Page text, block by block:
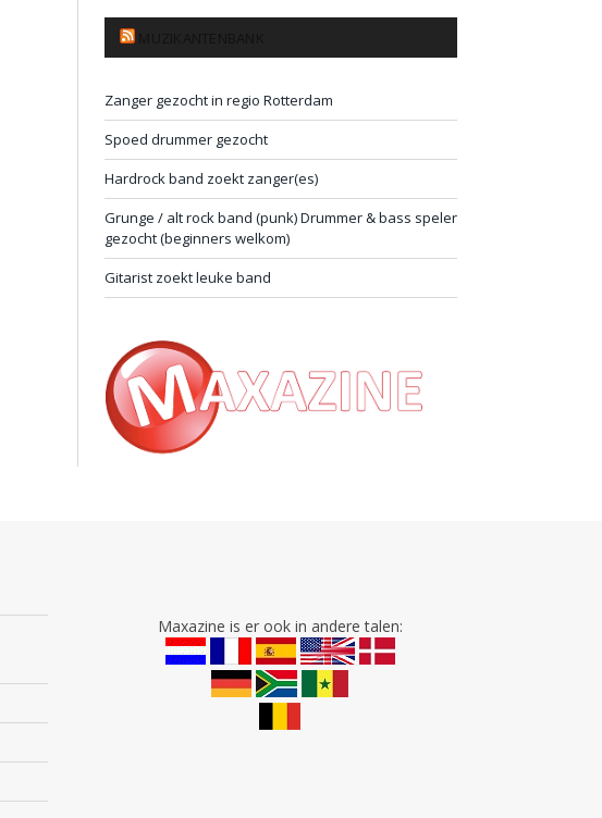
Zanger gezocht in regio Rotterdam
Spoed drummer gezocht
Hardrock band zoekt zanger(es)
Grunge / alt rock band (punk) Drummer & bass speler
gezocht (beginners welkom)
Gitarist zoekt leuke band
Maxazine is er ook in andere talen: